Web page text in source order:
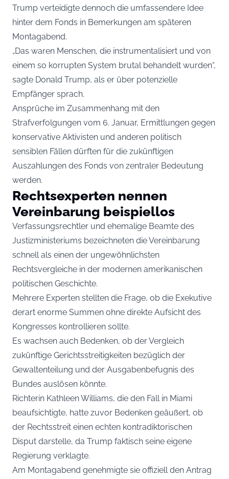
Trump verteidigte dennoch die umfassendere Idee
hinter dem Fonds in Bemerkungen am späteren
Montagabend.
„Das waren Menschen, die instrumentalisiert und von
einem so korrupten System brutal behandelt wurden“,
sagte Donald Trump, als er über potenzielle
Empfänger sprach.
Ansprüche im Zusammenhang mit den
Strafverfolgungen vom 6. Januar, Ermittlungen gegen
konservative Aktivisten und anderen politisch
sensiblen Fällen dürften für die zukünftigen
Auszahlungen des Fonds von zentraler Bedeutung
werden.
Rechtsexperten nennen
Vereinbarung beispiellos
Verfassungsrechtler und ehemalige Beamte des
Justizministeriums bezeichneten die Vereinbarung
schnell als einen der ungewöhnlichsten
Rechtsvergleiche in der modernen amerikanischen
politischen Geschichte.
Mehrere Experten stellten die Frage, ob die Exekutive
derart enorme Summen ohne direkte Aufsicht des
Kongresses kontrollieren sollte.
Es wachsen auch Bedenken, ob der Vergleich
zukünftige Gerichtsstreitigkeiten bezüglich der
Gewaltenteilung und der Ausgabenbefugnis des
Bundes auslösen könnte.
Richterin Kathleen Williams, die den Fall in Miami
beaufsichtigte, hatte zuvor Bedenken geäußert, ob
der Rechtsstreit einen echten kontradiktorischen
Disput darstelle, da Trump faktisch seine eigene
Regierung verklagte.
Am Montagabend genehmigte sie offiziell den Antrag